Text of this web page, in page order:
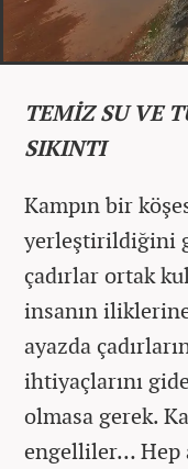
TEMİZ SU VE
SIKINTI
Kampın bir
yerleştirildiğini
çadırlar ortak
insanın
ayazda
ihtiyaçlarını
olmasa gerek.
engelliler… Hep